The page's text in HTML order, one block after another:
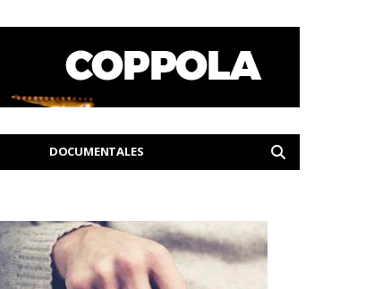
DOCUMENTALES